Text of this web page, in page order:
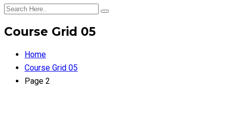
Course Grid 05
Home
Course Grid 05
Page 2